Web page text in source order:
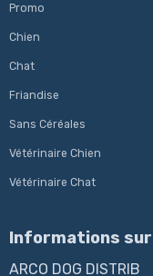
Promo
Chien
Chat
Friandise
Sans Céréales
Vétérinaire Chien
Vétérinaire Chat
Informations
ARCO DOG DISTRIB